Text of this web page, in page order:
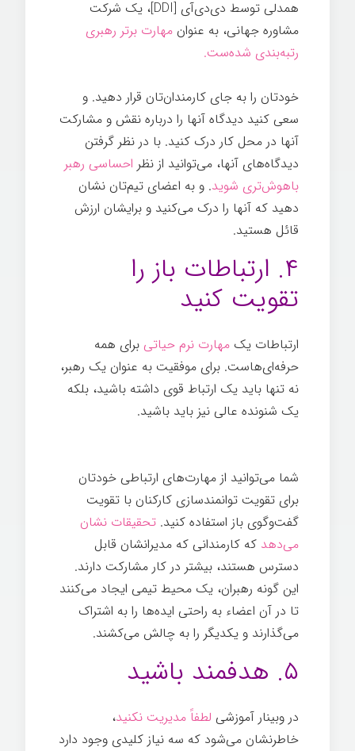
همدلی توسط دی‌دی‌آی [DDI]، یک شرکت
مشاوره جهانی، به عنوان مهارت برتر رهبری
رتبه‌بندی شده‌ست.
خودتان را به جای کارمندان‌تان قرار دهید. و
سعی کنید دیدگاه آنها را درباره نقش و مشارکت
آنها در محل کار درک کنید. با در نظر گرفتن
دیدگاه‌های آنها، می‌توانید از نظر احساسی رهبر
باهوش‌تری شوید. و به اعضای تیم‌تان نشان
دهید که آنها را درک می‌کنید و برایشان ارزش
قائل هستید.
۴. ارتباطات باز را
تقویت کنید
ارتباطات یک مهارت نرم حیاتی برای همه
حرفه‌ای‌هاست. برای موفقیت به عنوان یک رهبر،
نه تنها باید یک ارتباط قوی داشته باشید، بلکه
یک شنونده عالی نیز باید باشید.
شما می‌توانید از مهارت‌های ارتباطی خودتان
برای تقویت توانمندسازی کارکنان با تقویت
گفت‌وگوی باز استفاده کنید. تحقیقات نشان
می‌دهد که کارمندانی که مدیرانشان قابل
دسترس هستند، بیشتر در کار مشارکت دارند.
این گونه رهبران، یک محیط تیمی ایجاد می‌کنند
تا در آن اعضاء به راحتی ایده‌ها را به اشتراک
می‌گذارند و یکدیگر را به چالش می‌کشند.
۵. هدفمند باشید
در وبینار آموزشی لطفاً مدیریت نکنید،
خاطرنشان می‌شود که سه نیاز کلیدی وجود دارد